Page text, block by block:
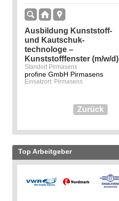
Ausbildung Kunststoff-
und Kautschuk­
technologe –
Kunststofffenster (m/w/d)
Standort Pirmasens
profine GmbH Pirmasens
Einsatzort: Pirmasens
Zurück
Top Arbeitgeber